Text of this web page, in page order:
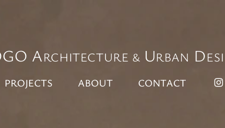
ARCHITECTURE & URBAN D
PROJECTS ABOUT CONTACT